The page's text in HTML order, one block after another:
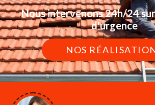
Nous intervenons 24h/24
d'urgence
NOS